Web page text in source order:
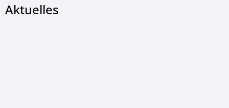
Aktuelles